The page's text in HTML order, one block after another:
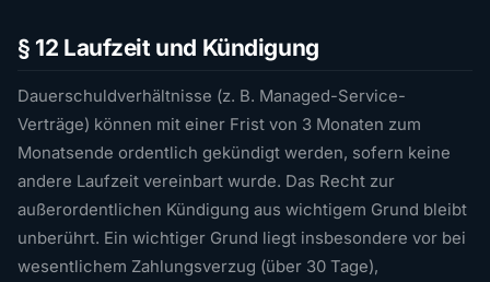
§ 12 Laufzeit und Kündigung
Dauerschuldverhältnisse (z. B. Managed-Service-
Verträge) können mit einer Frist von 3 Monaten zum
Monatsende ordentlich gekündigt werden, sofern keine
andere Laufzeit vereinbart wurde. Das Recht zur
außerordentlichen Kündigung aus wichtigem Grund bleibt
unberührt. Ein wichtiger Grund liegt insbesondere vor bei
wesentlichem Zahlungsverzug (über 30 Tage),